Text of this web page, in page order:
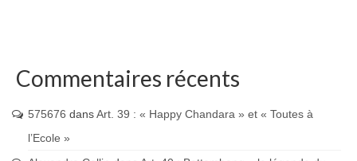
Commentaires récents
575676 dansArt. 39 : « Happy Chandara » et « Toutes à
l’Ecole »